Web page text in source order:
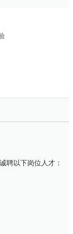
聘以下岗位人才：